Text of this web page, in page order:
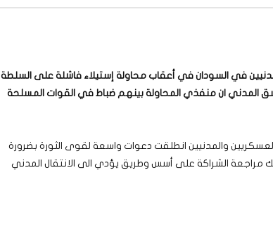
في السودان في أعقاب محاولة إستيلاء فاشلة على السلطة
المدني ان منفذي المحاولة بينهم ضباط في القوات المسلحة
والمدنيين انطلقت دعوات واسعة لقوى الثورة بضرورة
مراجعة الشراكة على أسس وطريق يؤدي الى الانتقال المدني